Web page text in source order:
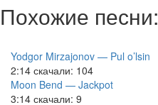
Похожие песни:
Yodgor Mirzajonov — Pul o’lsin
2:14 скачали: 104
Moon Bend — Jackpot
3:14 скачали: 9